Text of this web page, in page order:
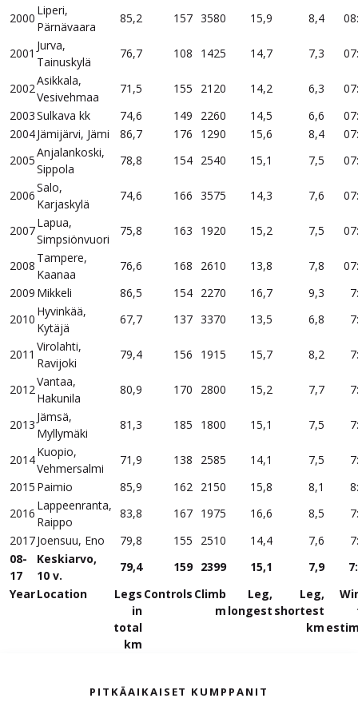
2000
Liperi,
Pärnävaara
85,2 157 3580 15,9 8,4
2001
Jurva,
Tainuskylä
76,7 108 1425 14,7 7,3
2002
Asikkala,
Vesivehmaa
71,5 155 2120 14,2 6,3
2003Sulkava kk 74,6 149 2260 14,5 6,6
2004Jämijärvi, Jämi 86,7 176 1290 15,6 8,4
2005
Anjalankoski,
Sippola
78,8 154 2540 15,1 7,5
2006
Salo,
Karjaskylä
74,6 166 3575 14,3 7,6
2007
Lapua,
Simpsiönvuori
75,8 163 1920 15,2 7,5
2008
Tampere,
Kaanaa
76,6 168 2610 13,8 7,8
2009 Mikkeli 86,5 154 2270 16,7 9,3
2010
Hyvinkää,
Kytäjä
67,7 137 3370 13,5 6,8
2011
Virolahti,
Ravijoki
79,4 156 1915 15,7 8,2
2012
Vantaa,
Hakunila
80,9 170 2800 15,2 7,7
2013
Jämsä,
Myllymäki
81,3 185 1800 15,1 7,5
2014
Kuopio,
Vehmersalmi
71,9 138 2585 14,1 7,5
2015 Paimio 85,9 162 2150 15,8 8,1
2016
Lappeenranta,
Raippo
83,8 167 1975 16,6 8,5
2017Joensuu, Eno 79,8 155 2510 14,4 7,6
08-
17
Keskiarvo,
10 v.
79,4 159 2399 15,1 7,9
YearLocation
Legs
in
total
km
Controls Climb
m
Leg,
longest
Leg,
shortest
km
PITKÄAIKAISET KUMPPANIT